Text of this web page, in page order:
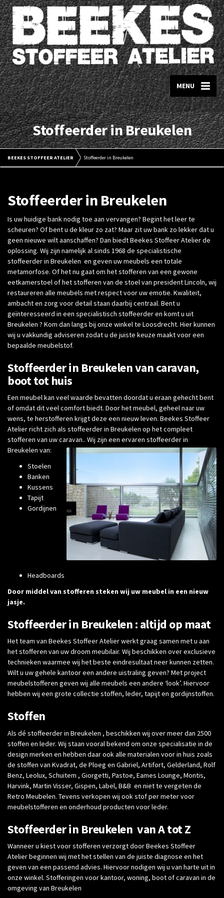
MENU
Stoffeerder in Breukelen
BEEKES STOFFEER ATELIER Stoffeerder in Breukelen
Stoffeerder in Breukelen
Is uw huidige bank nodig toe aan vervangen? Begint het leer te
scheuren? Of bent u de kleur zo zat? Maar zit uw bank zo lekker dat u
geen nieuwe wilt aanschaffen? Dan biedt Beekes Stoffeer Atelier de
oplossing. Wij zijn namelijk al sinds 1968 de specialistische
stoffeerder in Breukelen en geven uw meubels een totale
metamorfose. Of het nu gaat om het stofferen van een gewone
eetkamerstoel of het stofferen van de stoel van president Lincoln, wij
restaureren alle meubels met respect voor uw emotie. Kwaliteit,
ambacht en zorg voor detail staan daarbij centraal. Bent u
geïnteresseerd in een specialistisch stoffeerder en komt u uit
Breukelen ? Kom dan langs bij onze winkel te Loosdrecht. Hier kunnen
wij u vakkundig adviseren zodat u de juiste keuze maakt voor een
bepaalde meubelstof.
Stoffeerder in Breukelen van caravan,
boot tot huis
Een meubel kan veel waarde bevatten doordat u eraan gehecht bent
of omdat dit veel comfort biedt. Door het meubel, geheel naar uw
wens, te herstofferen krijgt deze een nieuw leven. Beekes Stoffeer
Atelier richt zich als stoffeerder in Breukelen op het compleet
stofferen van uw caravan.. Wij zijn een ervaren stoffeerder in
Breukelen van:
Stoelen
Banken
Kussens
Tapijt
Gordijnen
Headboards
Door middel van stofferen steken wij uw meubel in een nieuw
jasje.
Stoffeerder in Breukelen : altijd op maat
Het team van Beekes Stoffeer Atelier werkt graag samen met u aan
het stofferen van uw droom meubilair. Wij beschikken over exclusieve
technieken waarmee wij het beste eindresultaat neer kunnen zetten.
Wilt u uw gehele kantoor een andere uistraling geven? Met project
meubelstofferen geven wij alle meubels een andere ‘look’. Hiervoor
hebben wij een grote collectie stoffen, leder, tapijt en gordijnstoffen.
Stoffen
Als dé stoffeerder in Breukelen , beschikken wij over meer dan 2500
stoffen en leder. Wij staan vooral bekend om onze specialisatie in de
design merken en hebben daar ook alle materialen voor in huis zoals
de stoffen van Kvadrat, de Ploeg en Gabriel, Artifort, Gelderland, Rolf
Benz, Leolux, Schuitem , Giorgetti, Pastoe, Eames Lounge, Montis,
Harvink, Martin Visser, Gispen, Label, B&B en niet te vergeten de
Retro Meubelen. Tevens verkopen wij ook stof per meter voor
meubelstofferen en onderhoud producten voor leder.
Stoffeerder in Breukelen van A tot Z
Wanneer u kiest voor stofferen verzorgt door Beekes Stoffeer
Atelier beginnen wij met het stellen van de juiste diagnose en het
geven van een passend advies. Hiervoor nodigen wij u van harte uit in
onze winkel. Stofferingen voor kantoor, woning, boot of caravan in de
omgeving van Breukelen